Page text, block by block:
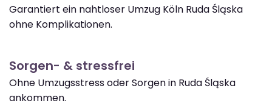
Garantiert ein nahtloser Umzug Köln Ruda Śląska
ohne Komplikationen.
Sorgen- & stressfrei
Ohne Umzugsstress oder Sorgen in Ruda Śląska
ankommen.